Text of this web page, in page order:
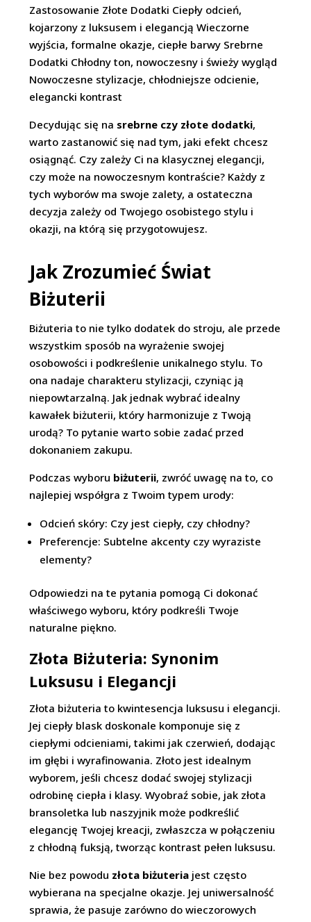
Zastosowanie Złote Dodatki Ciepły odcień,
kojarzony z luksusem i elegancją Wieczorne
wyjścia, formalne okazje, ciepłe barwy Srebrne
Dodatki Chłodny ton, nowoczesny i świeży wygląd
Nowoczesne stylizacje, chłodniejsze odcienie,
elegancki kontrast
Decydując się na srebrne czy złote dodatki,
warto zastanowić się nad tym, jaki efekt chcesz
osiągnąć. Czy zależy Ci na klasycznej elegancji,
czy może na nowoczesnym kontraście? Każdy z
tych wyborów ma swoje zalety, a ostateczna
decyzja zależy od Twojego osobistego stylu i
okazji, na którą się przygotowujesz.
Jak Zrozumieć Świat
Biżuterii
Biżuteria to nie tylko dodatek do stroju, ale przede
wszystkim sposób na wyrażenie swojej
osobowości i podkreślenie unikalnego stylu. To
ona nadaje charakteru stylizacji, czyniąc ją
niepowtarzalną. Jak jednak wybrać idealny
kawałek biżuterii, który harmonizuje z Twoją
urodą? To pytanie warto sobie zadać przed
dokonaniem zakupu.
Podczas wyboru biżuterii, zwróć uwagę na to, co
najlepiej współgra z Twoim typem urody:
Odcień skóry: Czy jest ciepły, czy chłodny?
Preferencje: Subtelne akcenty czy wyraziste
elementy?
Odpowiedzi na te pytania pomogą Ci dokonać
właściwego wyboru, który podkreśli Twoje
naturalne piękno.
Złota Biżuteria: Synonim
Luksusu i Elegancji
Złota biżuteria to kwintesencja luksusu i elegancji.
Jej ciepły blask doskonale komponuje się z
ciepłymi odcieniami, takimi jak czerwień, dodając
im głębi i wyrafinowania. Złoto jest idealnym
wyborem, jeśli chcesz dodać swojej stylizacji
odrobinę ciepła i klasy. Wyobraź sobie, jak złota
bransoletka lub naszyjnik może podkreślić
elegancję Twojej kreacji, zwłaszcza w połączeniu
z chłodną fuksją, tworząc kontrast pełen luksusu.
Nie bez powodu złota biżuteria jest często
wybierana na specjalne okazje. Jej uniwersalność
sprawia, że pasuje zarówno do wieczorowych